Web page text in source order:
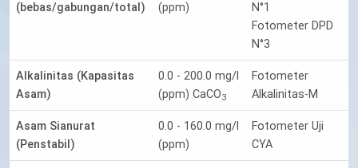
(bebas/gabungan/total)
(ppm)
N°1
Fotometer DPD
N°3
Alkalinitas (Kapasitas
Asam)
0.0 - 200.0 mg/l
(ppm) CaCO3
Fotometer
Alkalinitas-M
Asam Sianurat
(Penstabil)
0.0 - 160.0 mg/l
(ppm)
Fotometer Uji
CYA